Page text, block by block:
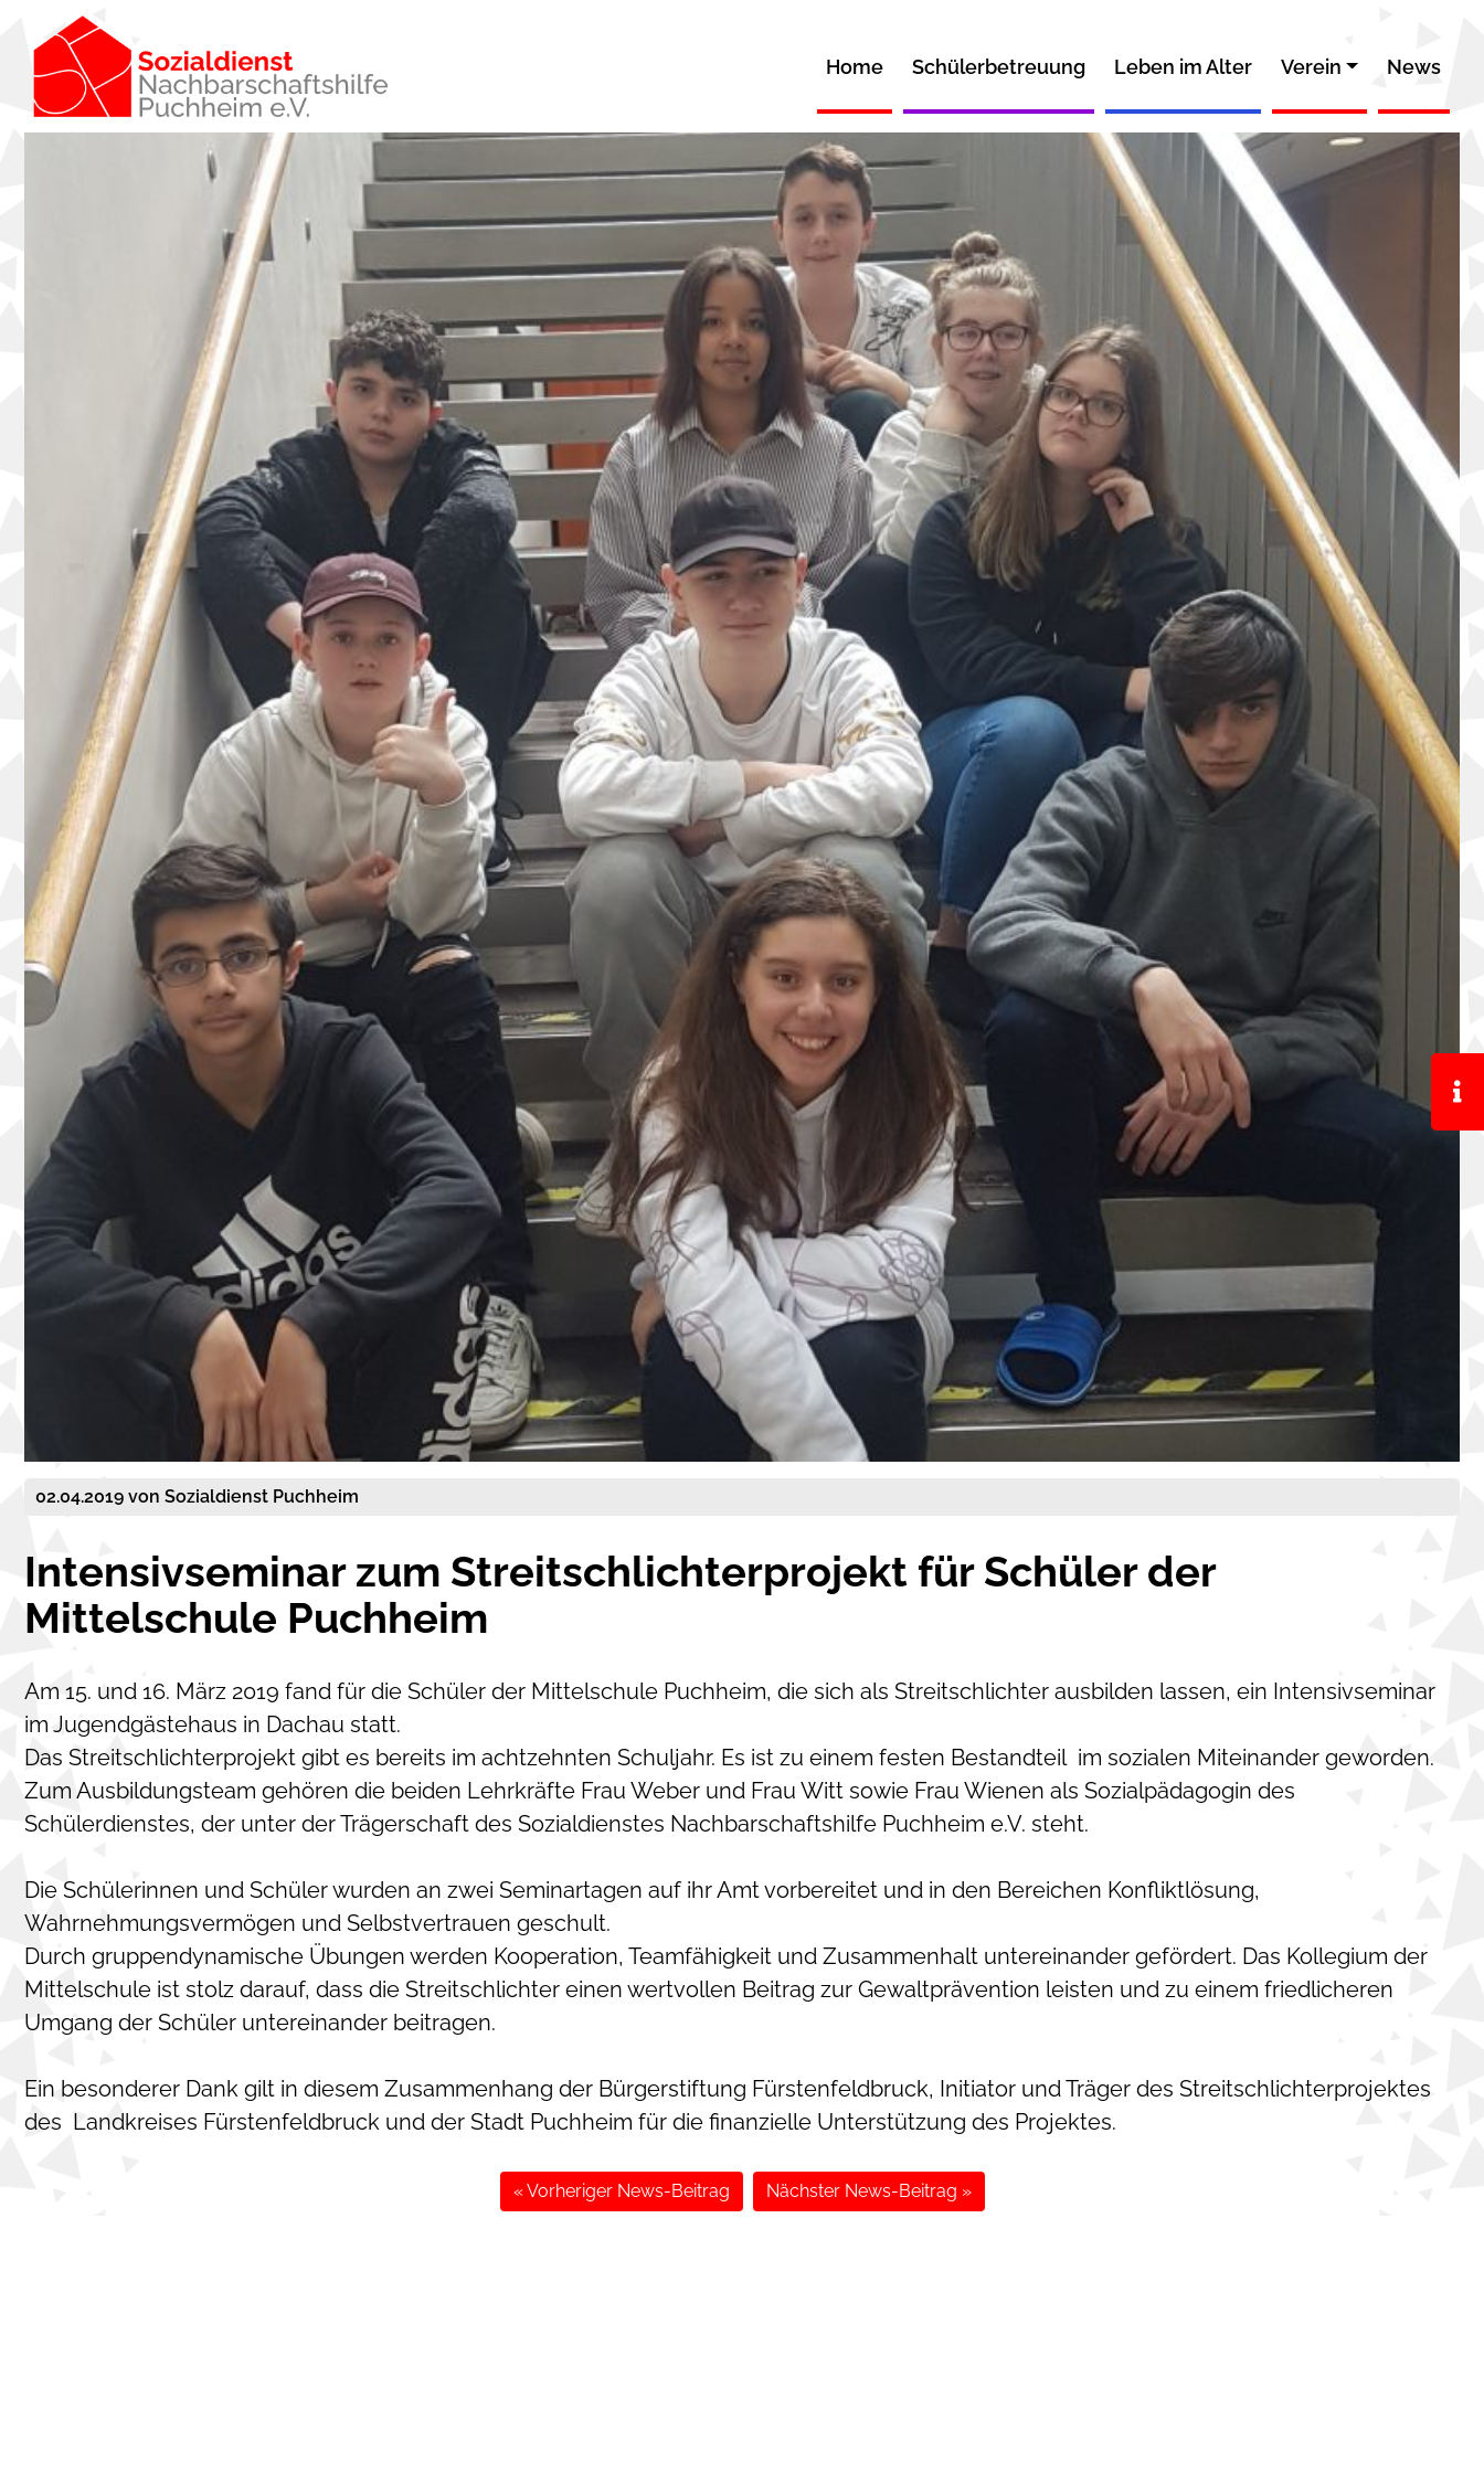
Home Schülerbetreuung Leben im Alter Verein News
02.04.2019 von Sozialdienst Puchheim
Intensivseminar zum Streitschlichterprojekt für Schüler der
Mittelschule Puchheim
Am 15. und 16. März 2019 fand für die Schüler der Mittelschule Puchheim, die sich als Streitschlichter ausbilden lassen, ein Intensivseminar
im Jugendgästehaus in Dachau statt.
Das Streitschlichterprojekt gibt es bereits im achtzehnten Schuljahr. Es ist zu einem festen Bestandteil im sozialen Miteinander geworden.
Zum Ausbildungsteam gehören die beiden Lehrkräfte Frau Weber und Frau Witt sowie Frau Wienen als Sozialpädagogin des
Schülerdienstes, der unter der Trägerschaft des Sozialdienstes Nachbarschaftshilfe Puchheim e.V. steht.
Die Schülerinnen und Schüler wurden an zwei Seminartagen auf ihr Amt vorbereitet und in den Bereichen Konfliktlösung,
Wahrnehmungsvermögen und Selbstvertrauen geschult.
Durch gruppendynamische Übungen werden Kooperation, Teamfähigkeit und Zusammenhalt untereinander gefördert. Das Kollegium der
Mittelschule ist stolz darauf, dass die Streitschlichter einen wertvollen Beitrag zur Gewaltprävention leisten und zu einem friedlicheren
Umgang der Schüler untereinander beitragen.
Ein besonderer Dank gilt in diesem Zusammenhang der Bürgerstiftung Fürstenfeldbruck, Initiator und Träger des Streitschlichterprojektes
des Landkreises Fürstenfeldbruck und der Stadt Puchheim für die finanzielle Unterstützung des Projektes.
« Vorheriger News-Beitrag Nächster News-Beitrag »